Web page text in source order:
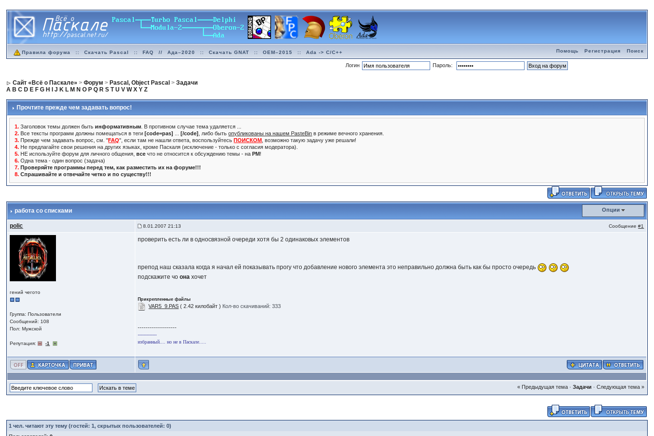
Правила форума :: Скачать Pascal :: FAQ // Ада–2020 :: Скачать GNAT :: OEM–2015 :: Ada -> C/C++ Помощь Регистрация Поиск
Логин Пароль:
Сайт «Всё о Паскале» >Форум > Pascal, Object Pascal >Задачи
A B C D E F G H J K L M N O P Q R S T U V W X Y Z
Прочтите прежде чем задавать вопрос!
1. Заголовок темы должен бытьинформативным . В противном случае тема удаляется ...
2. Все тексты программ должны помещаться в теги[code=pas] ...[/code] , либо бытьопубликованы на нашем PasteBin в режиме вечного хранения.
3. Прежде чем задавать вопрос, см. "FAQ", если там не нашли ответа, воспользуйтесьПОИСКОМ , возможно такую задачу уже решали!
4. Не предлагайте свои решения на других языках, кроме Паскаля (исключение - только с согласия модератора).
5. НЕ используйте форум для личного общения,все что не относится к обсуждению темы - наPM!
6. Одна тема - один вопрос (задача)
7. Проверяйте программы перед тем, как разместить их на форуме!!!
8. Спрашивайте и отвечайте четко и по существу!!!
работа со списками Опции
polic 8.01.2007 21:13 Сообщение#1
гений чегото
Группа: Пользователи
Сообщений: 108
Пол: Мужской
Репутация: -1
проверить есть ли в односвязной очереди хотя бы 2 одинаковых элементов
препод наш сказала когда я начал ей показывать прогу что добавление нового элемента это неправильно должна быть как бы просто очередь
подскажите чоона хочет
Прикрепленные файлы
VAR5_9.PAS ( 2.42 килобайт ) Кол-во скачиваний: 333
--------------------
-------------
избранный.... но не в Паскале.....
« Предыдущая тема· Задачи · Следующая тема »
1 чел. читают эту тему (гостей: 1, скрытых пользователей: 0)